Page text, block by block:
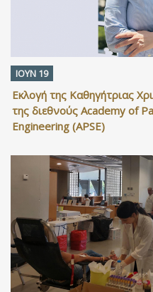
ΙΟΥΝ 19
Εκλογή της Καθηγήτριας
της διεθνούς Academy of
Engineering (APSE)